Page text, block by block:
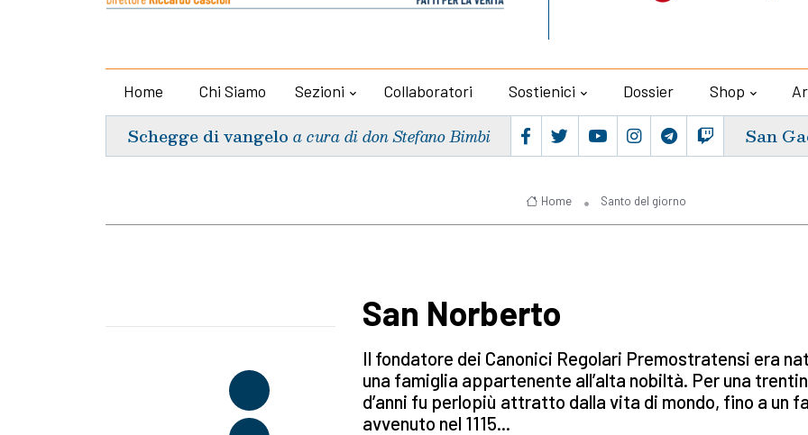
Home Chi Siamo Sezioni Collaboratori Sostienici Dossier Shop
Schegge di vangelo a cura di don Stefano Bimbi San
Home Santo del giorno
San Norberto
Il fondatore dei Canonici Regolari Premostratensi era
una famiglia appartenente all’alta nobiltà. Per una
d’anni fu perlopiù attratto dalla vita di mondo, fino a un
avvenuto nel 1115...